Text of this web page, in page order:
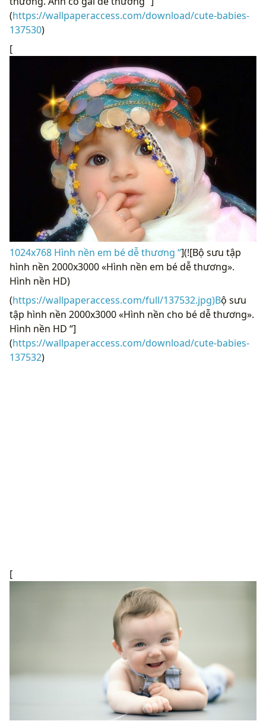
(https://wallpaperaccess.com/download/cute-babies-
137530)
[
1024x768 Hình nền em bé dễ thương “](![Bộ sưu tập
hình nền 2000x3000 «Hình nền em bé dễ thương».
Hình nền HD)
(https://wallpaperaccess.com/full/137532.jpg)Bộ sưu
tập hình nền 2000x3000 «Hình nền cho bé dễ thương».
Hình nền HD “]
(https://wallpaperaccess.com/download/cute-babies-
137532)
[